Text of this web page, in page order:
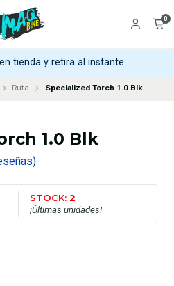
0
tienda y retira al instante
Ruta Specialized Torch 1.0 Blk
1.0 Blk
STOCK: 2
¡Últimas unidades!